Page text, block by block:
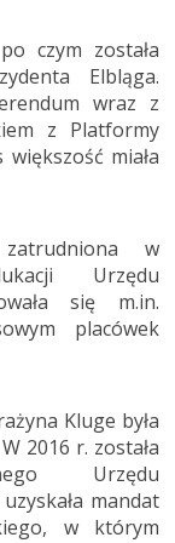
czym została
Elbląga.
wraz z
z Platformy
miała
w
Urzędu
się m.in.
placówek
Kluge była
2016 r. została
Urzędu
mandat
w którym